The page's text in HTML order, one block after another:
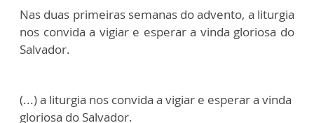
Nas duas primeiras semanas do advento, a liturgia
nos convida a vigiar e esperar a vinda gloriosa do
Salvador.
(...) a liturgia nos convida a vigiar e esperar a vinda
gloriosa do Salvador.